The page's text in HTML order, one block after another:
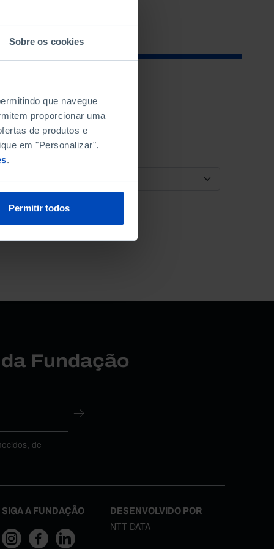
Sobre os cookies
que navegue
proporcionar uma
de produtos e
em "Personalizar".
.
Permitir todos
ORDENAR POR
Fundação
de
SIGA A FUNDAÇÃO DESENVOLVIDO POR
NTT DATA